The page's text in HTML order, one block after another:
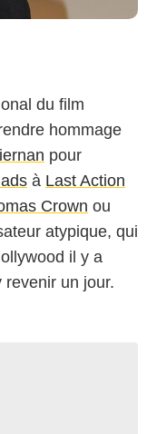
du film
hommage
pour
à Last Action
Crown ou
atypique, qui
il y a
un jour.